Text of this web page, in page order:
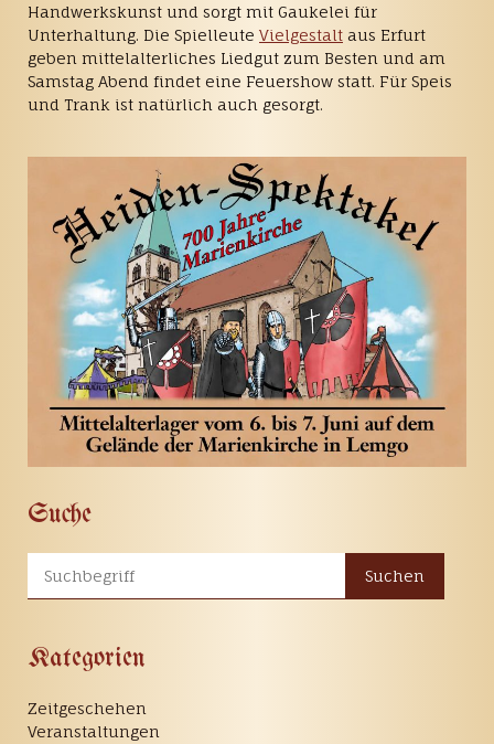
Handwerkskunst und sorgt mit Gaukelei für
Unterhaltung. Die Spielleute Vielgestalt aus Erfurt
geben mittelalterliches Liedgut zum Besten und am
Samstag Abend findet eine Feuershow statt. Für Speis
und Trank ist natürlich auch gesorgt.
Suche
Suchen
Kategorien
Zeitgeschehen
Veranstaltungen